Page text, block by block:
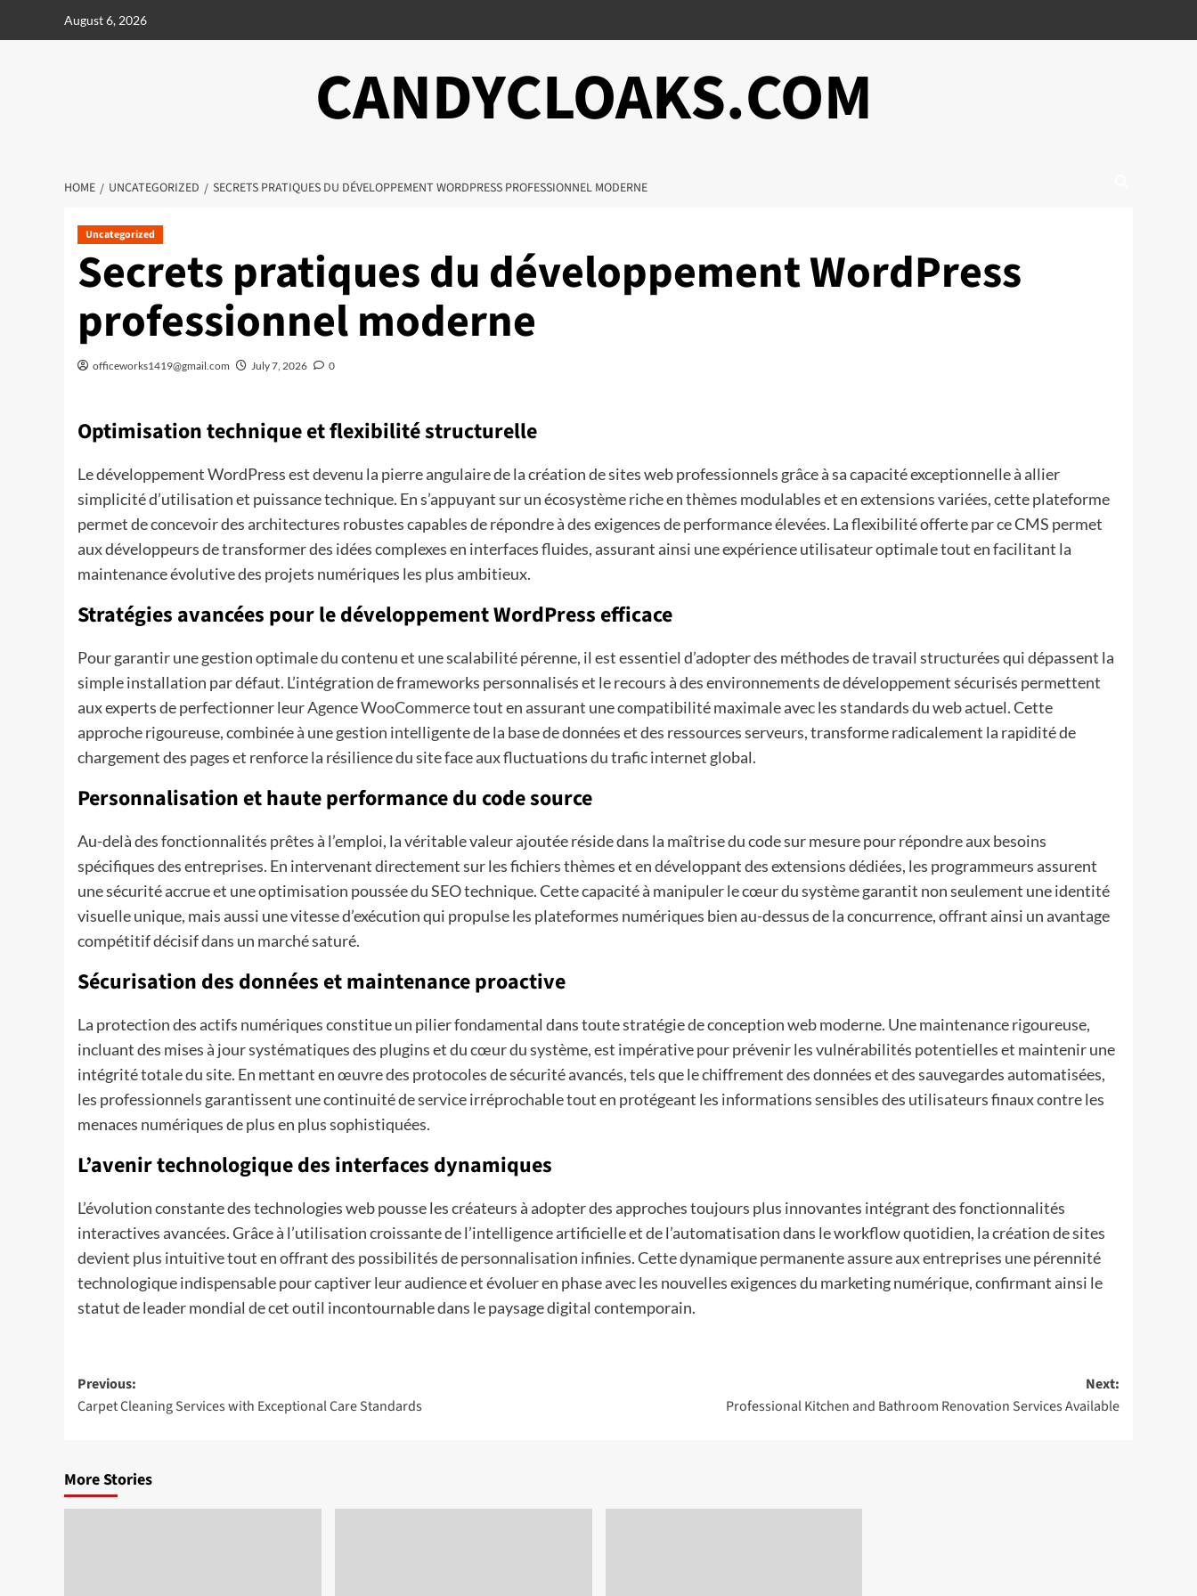
August 6, 2026
CANDYCLOAKS.COM
HOME UNCATEGORIZED SECRETS PRATIQUES DU DÉVELOPPEMENT WORDPRESS PROFESSIONNEL MODERNE
Uncategorized
Secrets pratiques du développement WordPress
professionnel moderne
officeworks1419@gmail.com July 7, 2026 0
Optimisation technique et flexibilité structurelle
Le développement WordPress est devenu la pierre angulaire de la création de sites web professionnels grâce à sa capacité exceptionnelle à allier
simplicité d’utilisation et puissance technique. En s’appuyant sur un écosystème riche en thèmes modulables et en extensions variées, cette plateforme
permet de concevoir des architectures robustes capables de répondre à des exigences de performance élevées. La flexibilité offerte par ce CMS permet
aux développeurs de transformer des idées complexes en interfaces fluides, assurant ainsi une expérience utilisateur optimale tout en facilitant la
maintenance évolutive des projets numériques les plus ambitieux.
Stratégies avancées pour le développement WordPress efficace
Pour garantir une gestion optimale du contenu et une scalabilité pérenne, il est essentiel d’adopter des méthodes de travail structurées qui dépassent la
simple installation par défaut. L’intégration de frameworks personnalisés et le recours à des environnements de développement sécurisés permettent
aux experts de perfectionner leurAgence WooCommercetout en assurant une compatibilité maximale avec les standards du web actuel. Cette
approche rigoureuse, combinée à une gestion intelligente de la base de données et des ressources serveurs, transforme radicalement la rapidité de
chargement des pages et renforce la résilience du site face aux fluctuations du trafic internet global.
Personnalisation et haute performance du code source
Au-delà des fonctionnalités prêtes à l’emploi, la véritable valeur ajoutée réside dans la maîtrise du code sur mesure pour répondre aux besoins
spécifiques des entreprises. En intervenant directement sur les fichiers thèmes et en développant des extensions dédiées, les programmeurs assurent
une sécurité accrue et une optimisation poussée du SEO technique. Cette capacité à manipuler le cœur du système garantit non seulement une identité
visuelle unique, mais aussi une vitesse d’exécution qui propulse les plateformes numériques bien au-dessus de la concurrence, offrant ainsi un avantage
compétitif décisif dans un marché saturé.
Sécurisation des données et maintenance proactive
La protection des actifs numériques constitue un pilier fondamental dans toute stratégie de conception web moderne. Une maintenance rigoureuse,
incluant des mises à jour systématiques des plugins et du cœur du système, est impérative pour prévenir les vulnérabilités potentielles et maintenir une
intégrité totale du site. En mettant en œuvre des protocoles de sécurité avancés, tels que le chiffrement des données et des sauvegardes automatisées,
les professionnels garantissent une continuité de service irréprochable tout en protégeant les informations sensibles des utilisateurs finaux contre les
menaces numériques de plus en plus sophistiquées.
L’avenir technologique des interfaces dynamiques
L’évolution constante des technologies web pousse les créateurs à adopter des approches toujours plus innovantes intégrant des fonctionnalités
interactives avancées. Grâce à l’utilisation croissante de l’intelligence artificielle et de l’automatisation dans le workflow quotidien, la création de sites
devient plus intuitive tout en offrant des possibilités de personnalisation infinies. Cette dynamique permanente assure aux entreprises une pérennité
technologique indispensable pour captiver leur audience et évoluer en phase avec les nouvelles exigences du marketing numérique, confirmant ainsi le
statut de leader mondial de cet outil incontournable dans le paysage digital contemporain.
Post
navigation
Previous:
Carpet Cleaning Services with Exceptional Care Standards
Next:
Professional Kitchen and Bathroom Renovation Services Available
More Stories